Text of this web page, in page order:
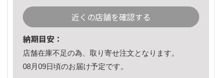
近くの店舗を確認する
納期目安：
店舗在庫不足の為、取り寄せ注文となります。
08月09日頃のお届け予定です。